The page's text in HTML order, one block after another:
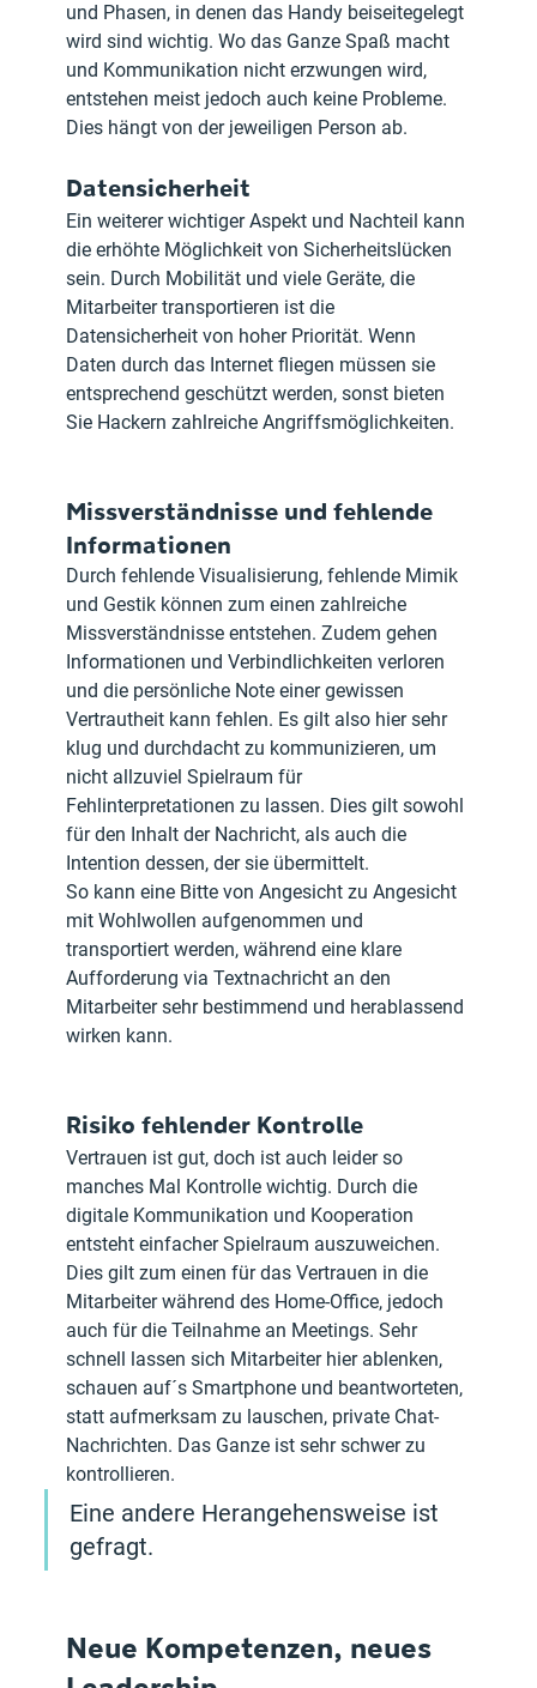
und Phasen, in denen das Handy beiseitegelegt
wird sind wichtig. Wo das Ganze Spaß macht
und Kommunikation nicht erzwungen wird,
entstehen meist jedoch auch keine Probleme.
Dies hängt von der jeweiligen Person ab.
Datensicherheit
Ein weiterer wichtiger Aspekt und Nachteil kann
die erhöhte Möglichkeit von Sicherheitslücken
sein. Durch Mobilität und viele Geräte, die
Mitarbeiter transportieren ist die
Datensicherheit von hoher Priorität. Wenn
Daten durch das Internet fliegen müssen sie
entsprechend geschützt werden, sonst bieten
Sie Hackern zahlreiche Angriffsmöglichkeiten.
Missverständnisse und fehlende
Informationen
Durch fehlende Visualisierung, fehlende Mimik
und Gestik können zum einen zahlreiche
Missverständnisse entstehen. Zudem gehen
Informationen und Verbindlichkeiten verloren
und die persönliche Note einer gewissen
Vertrautheit kann fehlen. Es gilt also hier sehr
klug und durchdacht zu kommunizieren, um
nicht allzuviel Spielraum für
Fehlinterpretationen zu lassen. Dies gilt sowohl
für den Inhalt der Nachricht, als auch die
Intention dessen, der sie übermittelt.
So kann eine Bitte von Angesicht zu Angesicht
mit Wohlwollen aufgenommen und
transportiert werden, während eine klare
Aufforderung via Textnachricht an den
Mitarbeiter sehr bestimmend und herablassend
wirken kann.
Risiko fehlender Kontrolle
Vertrauen ist gut, doch ist auch leider so
manches Mal Kontrolle wichtig. Durch die
digitale Kommunikation und Kooperation
entsteht einfacher Spielraum auszuweichen.
Dies gilt zum einen für das Vertrauen in die
Mitarbeiter während des Home-Office, jedoch
auch für die Teilnahme an Meetings. Sehr
schnell lassen sich Mitarbeiter hier ablenken,
schauen auf´s Smartphone und beantworteten,
statt aufmerksam zu lauschen, private Chat-
Nachrichten. Das Ganze ist sehr schwer zu
kontrollieren.
Eine andere Herangehensweise ist
gefragt.
Neue Kompetenzen, neues